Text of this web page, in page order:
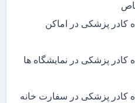
کادر پزشکی در اماکن
کادر پزشکی در نمایشگاه ها
کادر پزشکی در سفارت خانه